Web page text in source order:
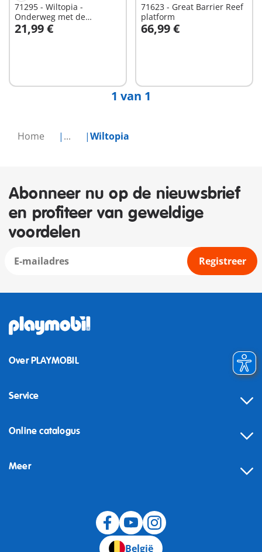
Home ... Wiltopia
71295 - Wiltopia -
Onderweg met de
dierenfotograaf
21,99 €
71623 - Great Barrier Reef
platform
66,99 €
In winkelwagen
1 van 1
Abonneer nu op de nieuwsbrief
en profiteer van geweldige
voordelen
Registreer
Over PLAYMOBIL
Service
Online catalogus
Meer
België